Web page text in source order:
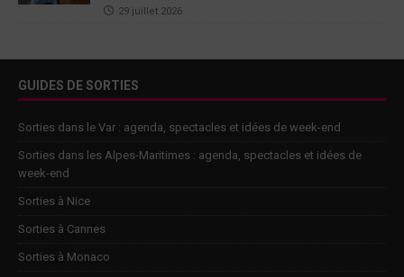
29 juillet 2026
GUIDES DE SORTIES
Sorties dans le Var : agenda, spectacles et idées de week-end
Sorties dans les Alpes-Maritimes : agenda, spectacles et idées de
week-end
Sorties à Nice
Sorties à Cannes
Sorties à Monaco